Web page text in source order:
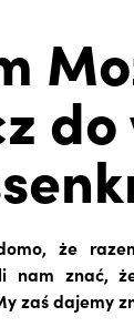
że
nam znać,
zaś dajemy